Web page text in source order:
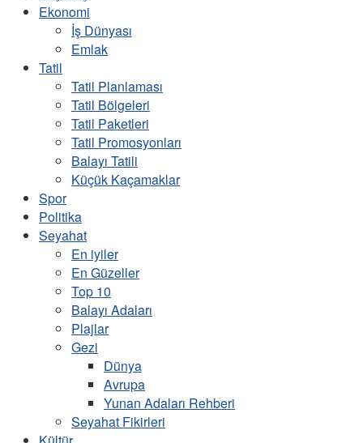
Ekonomi
İş Dünyası
Emlak
Tatil
Tatil Planlaması
Tatil Bölgeleri
Tatil Paketleri
Tatil Promosyonları
Balayı Tatili
Küçük Kaçamaklar
Spor
Politika
Seyahat
En iyiler
En Güzeller
Top 10
Balayı Adaları
Plajlar
Gezi
Dünya
Avrupa
Yunan Adaları Rehberi
Seyahat Fikirleri